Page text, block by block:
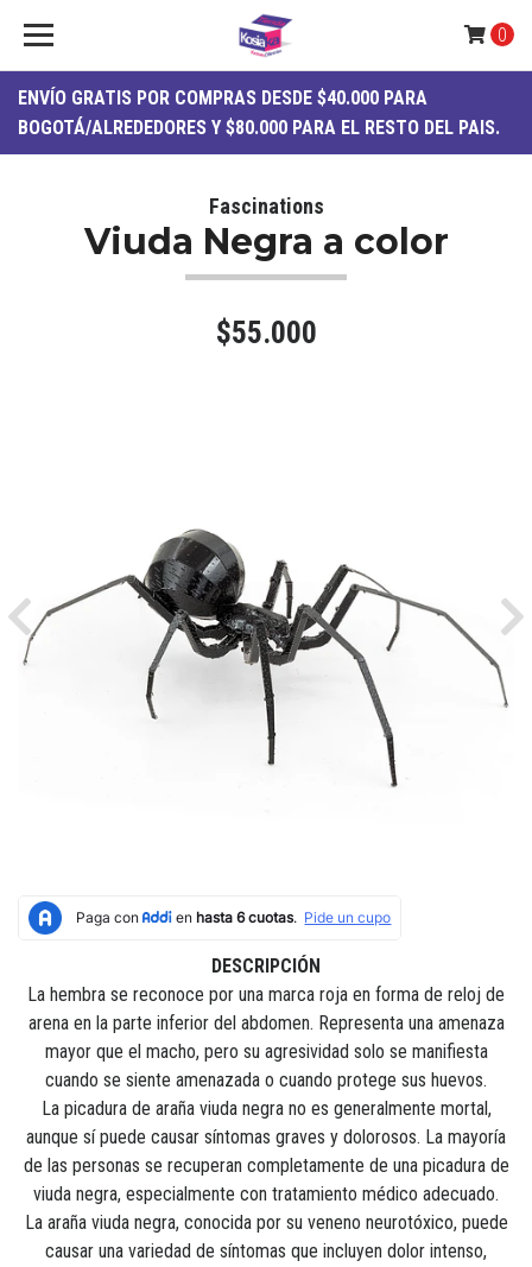
ENVÍO GRATIS POR COMPRAS DESDE $40.000 PARA
BOGOTÁ/ALREDEDORES Y $80.000 PARA EL RESTO DEL PAIS.
0
Fascinations
Viuda Negra a color
$55.000
Previous
DESCRIPCIÓN
La hembra se reconoce por una marca roja en forma de reloj de
arena en la parte inferior del abdomen. Representa una amenaza
mayor que el macho, pero su agresividad solo se manifiesta
cuando se siente amenazada o cuando protege sus huevos.
La picadura de araña viuda negra no es generalmente mortal,
aunque sí puede causar síntomas graves y dolorosos. La mayoría
de las personas se recuperan completamente de una picadura de
viuda negra, especialmente con tratamiento médico adecuado.
La araña viuda negra, conocida por su veneno neurotóxico, puede
causar una variedad de síntomas que incluyen dolor intenso,